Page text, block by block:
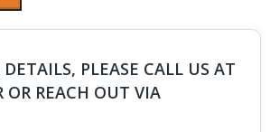
DETAILS, PLEASE CALL US AT
REACH OUT VIA